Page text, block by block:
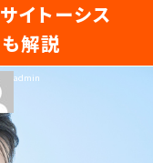
トーシス
イトーシス
解説
投
admin